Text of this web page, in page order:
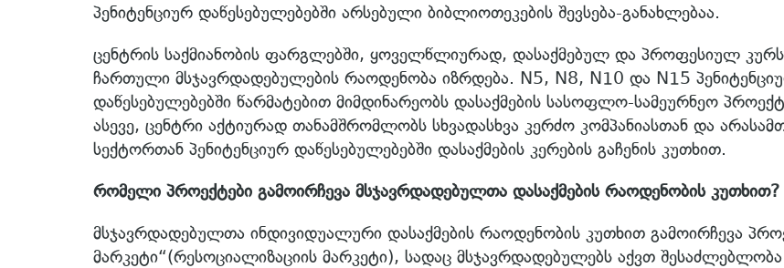
პენიტენციურ დაწესებულებებში არსებული ბიბლიოთეკების შევსება-განახლებაა.
ცენტრის საქმიანობის ფარგლებში, ყოველწლიურად, დასაქმებულ და პროფესიულ
ჩართული მსჯავრდადებულების რაოდენობა იზრდება. N5, N8, N10 და N15
დაწესებულებებში წარმატებით მიმდინარეობს დასაქმების სასოფლო-სამეურნეო
ასევე, ცენტრი აქტიურად თანამშრომლობს სხვადასხვა კერძო კომპანიასთან და
სექტორთან პენიტენციურ დაწესებულებებში დასაქმების კერების გაჩენის კუთხით.
რომელი პროექტები გამოირჩევა მსჯავრდადებულთა დასაქმების რაოდენობის კუთხით?
მსჯავრდადებულთა ინდივიდუალური დასაქმების რაოდენობის კუთხით გამოირჩევა
მარკეტი“(რესოციალიზაციის მარკეტი), სადაც მსჯავრდადებულებს აქვთ